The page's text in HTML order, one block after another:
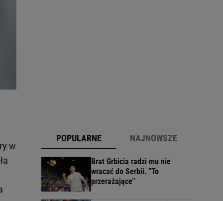
w
POPULARNE NAJNOWSZE
Brat Grbicia radzi mu nie
wracać do Serbii. "To
przerażające"